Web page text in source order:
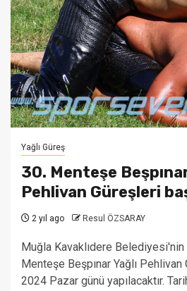
Yağlı Güreş
30. Menteşe Beşpınar
Pehlivan Güreşleri
2 yıl ago Resul ÖZSARAY
Muğla Kavaklıdere
Menteşe Beşpınar Yağlı
2024 Pazar günü yapılacaktır.